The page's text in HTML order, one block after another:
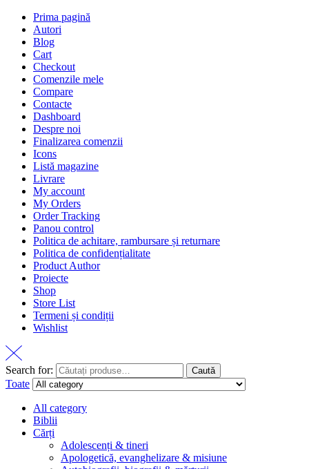
Prima pagină
Autori
Blog
Cart
Checkout
Comenzile mele
Compare
Contacte
Dashboard
Despre noi
Finalizarea comenzii
Icons
Listă magazine
Livrare
My account
My Orders
Order Tracking
Panou control
Politica de achitare, rambursare și returnare
Politica de confidențialitate
Product Author
Proiecte
Shop
Store List
Termeni și condiții
Wishlist
Search for: Caută
Toate
All category
Biblii
Cărți
Adolescenți & tineri
Apologetică, evanghelizare & misiune